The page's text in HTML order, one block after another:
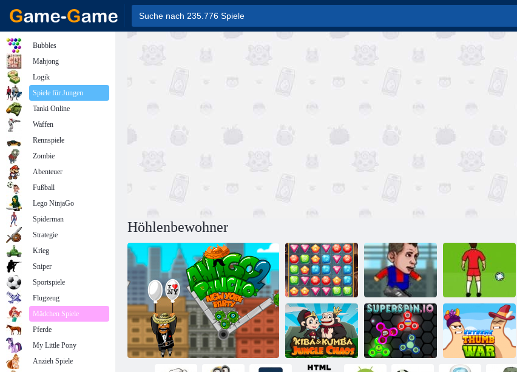
Höhlenbewohner
Schatzsuche
Football Headz
Cup 2
Euro -Strafe
2016
Bubbles
Mahjong
Logik
Spiele für Jungen
Tanki Online
Waffen
Rennspiele
Zombie
Abenteuer
Fußball
Lego NinjaGo
Spiderman
Strategie
Krieg
Sniper
Sportspiele
Flugzeug
Mädchen Spiele
Pferde
My Little Pony
Anzieh Spiele